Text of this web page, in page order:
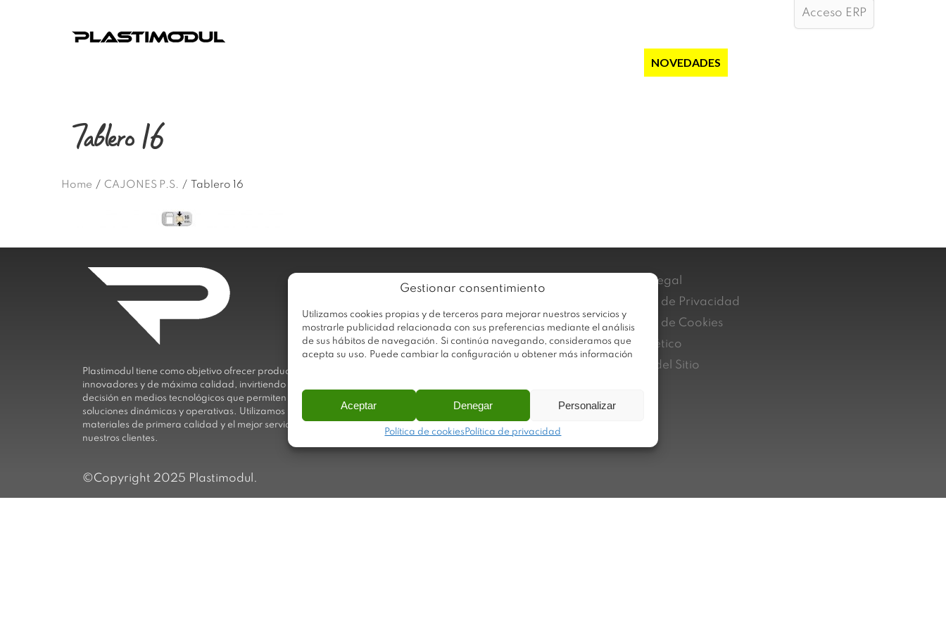
Gestionar consentimiento
Utilizamos cookies propias y de terceros para mejorar nuestros servicios y
mostrarle publicidad relacionada con sus preferencias mediante el análisis
de sus hábitos de navegación. Si continúa navegando, consideramos que
acepta su uso. Puede cambiar la configuración u obtener más información
Aceptar Denegar Personalizar
Política de cookies Política de privacidad
Acceso ERP
NOVEDADES
Tablero 16
Home / CAJONES P.S. / Tablero 16
Plastimodul tiene como objetivo ofrecer productos
innovadores y de máxima calidad, invirtiendo con
decisión en medios tecnológicos que permiten aportar
soluciones dinámicas y operativas. Utilizamos
materiales de primera calidad y el mejor servicio a
nuestros clientes.
Trabaja con nosotros
Sobre Plastimodul
Noticias
Contacto
Aviso Legal
Política de Privacidad
Política de Cookies
Canal ético
Mapa del Sitio
©Copyright 2025 Plastimodul.